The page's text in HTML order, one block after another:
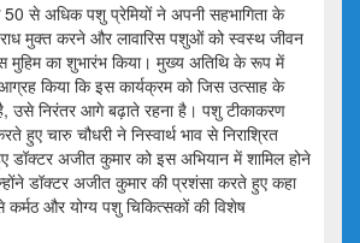
से अधिक पशु प्रेमियों ने अपनी सहभागिता के
मुक्त करने और लावारिस पशुओं को स्वस्थ जीवन
मुहिम का शुभारंभ किया। मुख्य अतिथि के रूप में
किया कि इस कार्यक्रम को जिस उत्साह के
उसे निरंतर आगे बढ़ाते रहना है। पशु टीकाकरण
हुए चारु चौधरी ने निस्वार्थ भाव से निराश्रित
अजीत कुमार को इस अभियान में शामिल होने
डॉक्टर अजीत कुमार की प्रशंसा करते हुए कहा
और योग्य पशु चिकित्सकों की विशेष